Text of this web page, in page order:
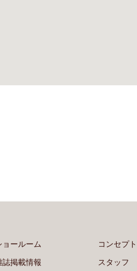
ョールーム
誌掲載情報
コンセプト
スタッフ